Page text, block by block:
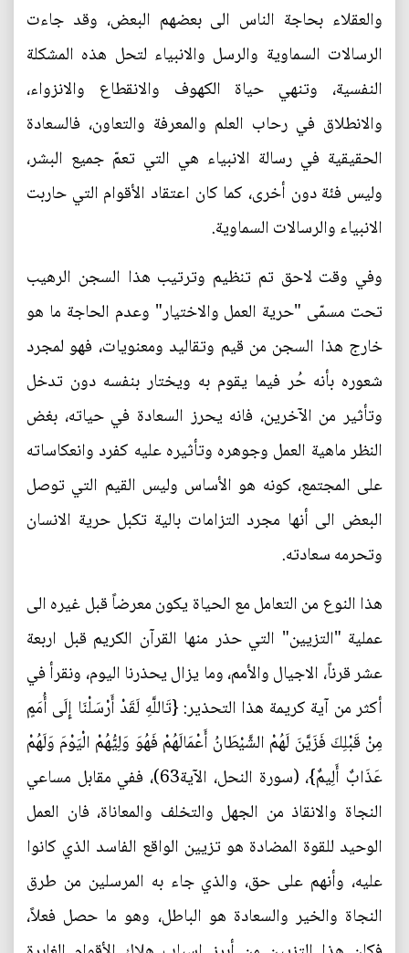
والعقلاء بحاجة الناس الى بعضهم البعض، وقد جاءت
الرسالات السماوية والرسل والانبياء لتحل هذه المشكلة
النفسية، وتنهي حياة الكهوف والانقطاع والانزواء،
والانطلاق في رحاب العلم والمعرفة والتعاون، فالسعادة
الحقيقية في رسالة الانبياء هي التي تعمّ جميع البشر،
وليس فئة دون أخرى، كما كان اعتقاد الأقوام التي حاربت
الانبياء والرسالات السماوية.
وفي وقت لاحق تم تنظيم وترتيب هذا السجن الرهيب
تحت مسمّى "حرية العمل والاختيار" وعدم الحاجة ما هو
خارج هذا السجن من قيم وتقاليد ومعنويات، فهو لمجرد
شعوره بأنه حُر فيما يقوم به ويختار بنفسه دون تدخل
وتأثير من الآخرين، فانه يحرز السعادة في حياته، بغض
النظر ماهية العمل وجوهره وتأثيره عليه كفرد وانعكاساته
على المجتمع، كونه هو الأساس وليس القيم التي توصل
البعض الى أنها مجرد التزامات بالية تكبل حرية الانسان
وتحرمه سعادته.
هذا النوع من التعامل مع الحياة يكون معرضاً قبل غيره الى
عملية "التزيين" التي حذر منها القرآن الكريم قبل اربعة
عشر قرناً، الاجيال والأمم، وما يزال يحذرنا اليوم، ونقرأ في
أكثر من آية كريمة هذا التحذير: {تَاللَّهِ لَقَدْ أَرْسَلْنَا إِلَى أُمَمٍ
مِنْ قَبْلِكَ فَزَيَّنَ لَهُمْ الشَّيْطَانُ أَعْمَالَهُمْ فَهُوَ وَلِيُّهُمْ الْيَوْمَ وَلَهُمْ
عَذَابٌ أَلِيمٌ}، (سورة النحل، الآية63)، ففي مقابل مساعي
النجاة والانقاذ من الجهل والتخلف والمعاناة، فان العمل
الوحيد للقوة المضادة هو تزيين الواقع الفاسد الذي كانوا
عليه، وأنهم على حق، والذي جاء به المرسلين من طرق
النجاة والخير والسعادة هو الباطل، وهو ما حصل فعلاً،